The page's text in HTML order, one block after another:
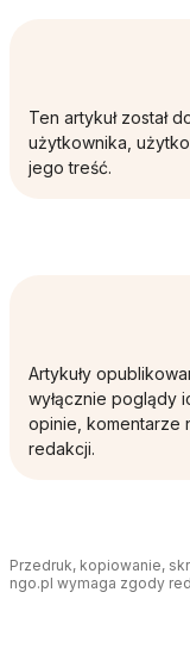
Ten artykuł został
użytkownika,
jego treść.
Artykuły
wyłącznie poglądy
opinie, komentarze
redakcji.
Przedruk, kopiowanie,
ngo.pl wymaga zgody